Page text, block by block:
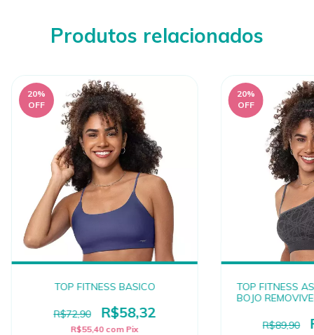
Produtos relacionados
20%
OFF
TOP FITNESS BASICO
R$72,90 R$58,32
R$55,40 com Pix
20%
OFF
TOP FITNESS
BOJO
R$89,90